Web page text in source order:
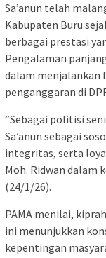
Sa’anun telah
Kabupaten Buru
berbagai prestasi
Pengalaman
dalam menjalankan
penganggaran di
“Sebagai politisi
Sa’anun sebagai
integritas, serta
Moh. Ridwan dalam
(24/1/26).
PAMA menilai,
ini menunjukkan
kepentingan